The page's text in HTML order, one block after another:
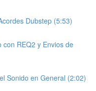
Dubstep (5:53)
REQ2 y Envios de
Sonido en General (2:02)